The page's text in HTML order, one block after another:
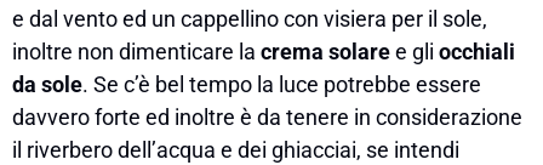
e dal vento ed un cappellino con visiera per il sole,
inoltre non dimenticare la crema solaree gli occhiali
da sole. Se c’è bel tempo la luce potrebbe essere
davvero forte ed inoltre è da tenere in considerazione
il riverbero dell’acqua e dei ghiacciai, se intendi